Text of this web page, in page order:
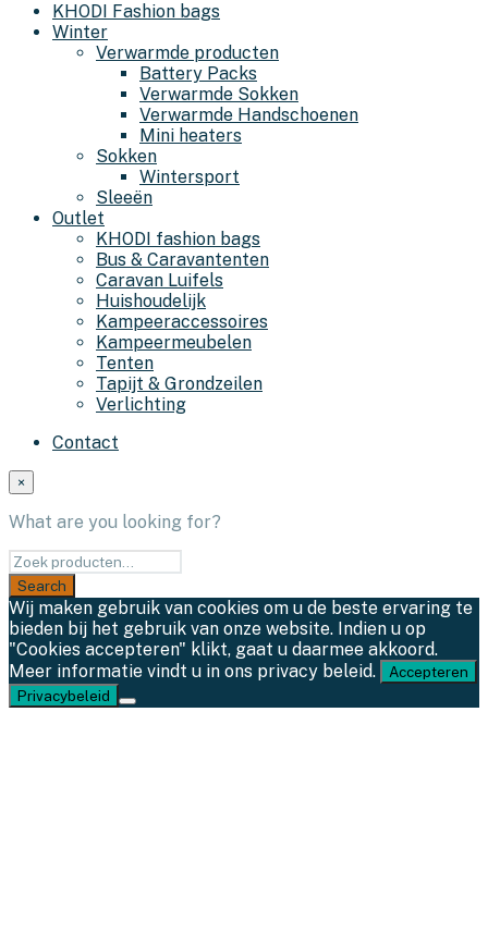
KHODI Fashion bags
Winter
Verwarmde producten
Battery Packs
Verwarmde Sokken
Verwarmde Handschoenen
Mini heaters
Sokken
Wintersport
Sleeën
Outlet
KHODI fashion bags
Bus & Caravantenten
Caravan Luifels
Huishoudelijk
Kampeeraccessoires
Kampeermeubelen
Tenten
Tapijt & Grondzeilen
Verlichting
Contact
×
What are you looking for?
Wij maken gebruik van cookies om u de beste ervaring te
bieden bij het gebruik van onze website. Indien u op
"Cookies accepteren" klikt, gaat u daarmee akkoord.
Meer informatie vindt u in ons privacy beleid.
Accepteren
Privacybeleid